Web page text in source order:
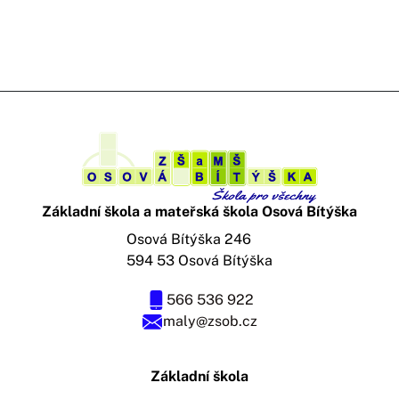
Základní škola a mateřská škola Osová Bítýška
maly@zsob.cz
566 536 922
Osová Bítýška 246
594 53 Osová Bítýška
Základní škola